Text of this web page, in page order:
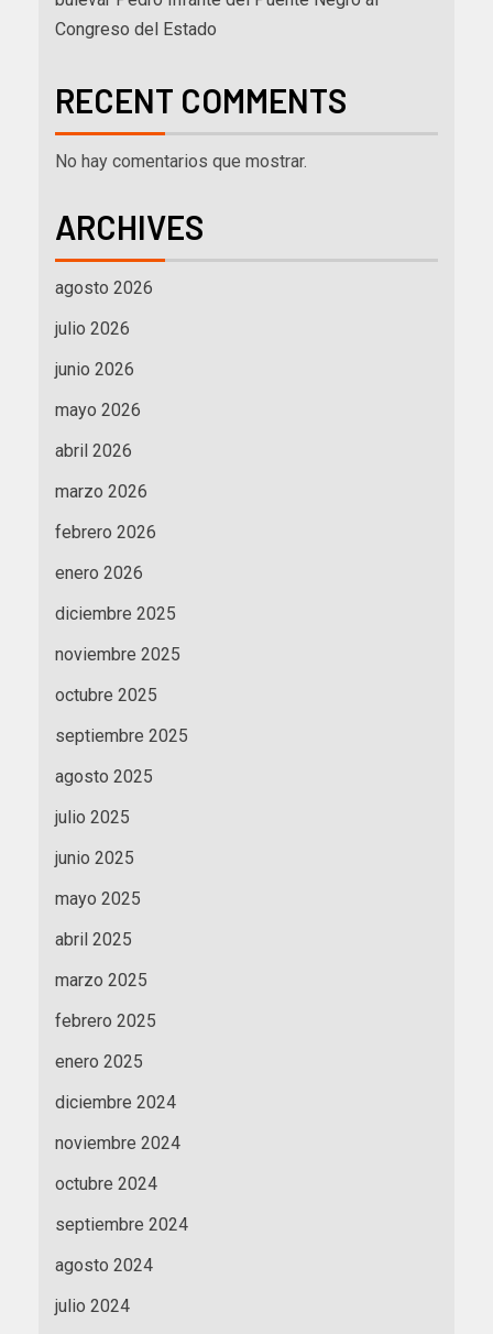
Congreso del Estado
RECENT COMMENTS
No hay comentarios que mostrar.
ARCHIVES
agosto 2026
julio 2026
junio 2026
mayo 2026
abril 2026
marzo 2026
febrero 2026
enero 2026
diciembre 2025
noviembre 2025
octubre 2025
septiembre 2025
agosto 2025
julio 2025
junio 2025
mayo 2025
abril 2025
marzo 2025
febrero 2025
enero 2025
diciembre 2024
noviembre 2024
octubre 2024
septiembre 2024
agosto 2024
julio 2024